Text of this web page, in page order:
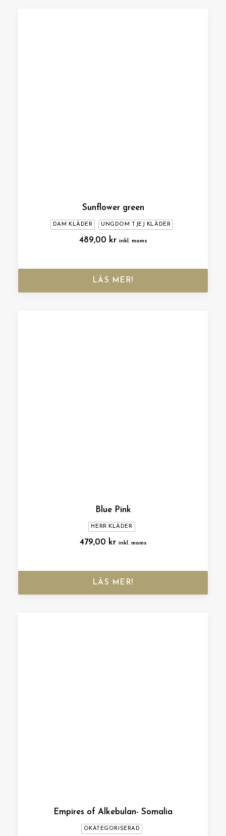
Sunflower green
DAM KLÄDER UNGDOM TJEJ KLÄDER
489,00 kr inkl. moms
LÄS MER!
Blue Pink
HERR KLÄDER
479,00 kr inkl. moms
LÄS MER!
Empires of Alkebulan- Somalia
OKATEGORISERAD